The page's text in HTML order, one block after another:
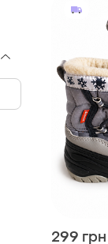
299 грн